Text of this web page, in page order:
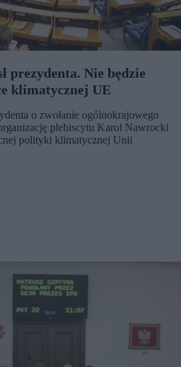
prezydenta. Nie będzie
klimatycznej UE
o zwołanie ogólnokrajowego
plebiscytu Karol Nawrocki
polityki klimatycznej Unii